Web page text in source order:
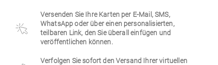
Versenden Sie Ihre Karten per E-Mail, SMS,
WhatsApp oder über einen personalisierten,
teilbaren Link, den Sie überall einfügen und
veröffentlichen können.
Verfolgen Sie sofort den Versand Ihrer virtuellen